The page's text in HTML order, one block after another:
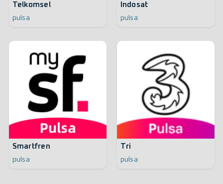
Telkomsel
pulsa
Indosat
pulsa
Smartfren
pulsa
Tri
pulsa